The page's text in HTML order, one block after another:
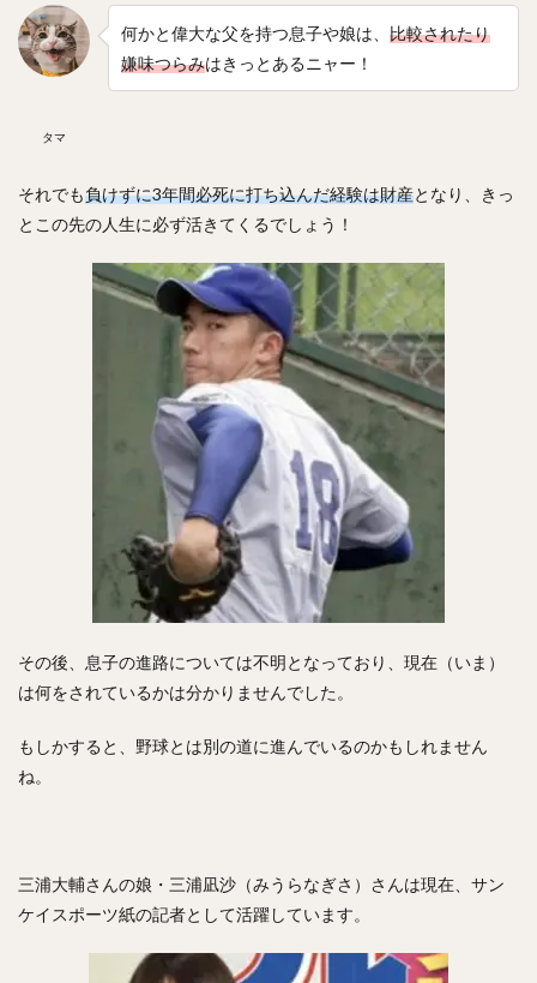
タマ
何かと偉大な父を持つ息子や娘は、 比較されたり
嫌味つらみはきっとあるニャー！
それでも負けずに3年間必死に打ち込んだ経験は財産となり、きっ
とこの先の人生に必ず活きてくるでしょう！
その後、息子の進路については不明となっており、現在（いま）
は何をされているかは分かりませんでした。
もしかすると、野球とは別の道に進んでいるのかもしれません
ね。
三浦大輔さんの娘・三浦凪沙（みうらなぎさ）さんは現在、サン
ケイスポーツ紙の記者として活躍しています。
坂本勇人（さかもとはやと）
小久保裕紀（こくぼひろき）
市川友也（いちかわともや）
松井裕樹（まついゆうき）
藤川球児（ふじかわきゅうじ）
高橋礼（たかはしれい）
川端慎吾（かわばたしんご）
堀瑞輝（ほりみずき）
野村祐輔（のむらゆうすけ）
津森宥紀（つもりゆうき）
岡田貴弘（おかだたかひろ）
大野雄大（おおのゆうだい）
濱口遥大（はまぐちはるひろ）
糸原健斗（いとはらけんと）
コーリー・スパンジェンバーグ
荻野貴司（おぎのたかし）
銀次（ぎんじ）
林晃汰（はやしこうた）
藤岡裕大（ふじおかゆうだい）
又吉克樹（またよしかつき）
森下暢仁（もりしたまさと）
辛島航（からしまわたる）
秋広優人（あきひろゆうと）
ランディ・メッセンジャー
今井達也（いまいたつや）
城島健司（じょうじまけんじ）
真砂勇介（まさごゆうすけ）
藤浪晋太郎（ふじなみしんたろう）
高橋純平（たかはしじゅんぺい）